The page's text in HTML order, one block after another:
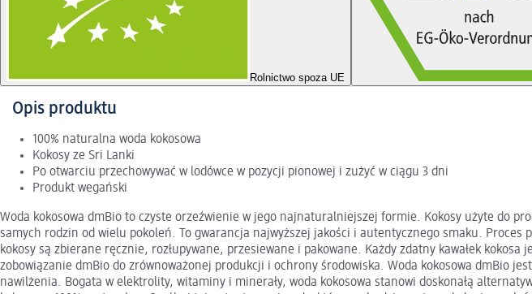
Rolnictwo spoza UE
Opis produktu
100% naturalna woda kokosowa
Kokosy ze Sri Lanki
Po otwarciu przechowywać w lodówce w pozycji pionowej i zużyć w ciągu 3 dni
Produkt wegański
Woda kokosowa dmBio to czyste orzeźwienie w jego najnaturalniejszej formie. Kokosy użyte do
samych rodzin od wielu pokoleń. To gwarancja najwyższej jakości i autentycznego smaku.
kokosy są zbierane ręcznie, rozłupywane, przesiewane i pakowane. Każdy zdatny kawałek
zobowiązanie dmBio do zrównoważonej produkcji i ochrony środowiska. Woda kokosowa dmBio
nawilżenia. Bogata w elektrolity, witaminy i minerały, woda kokosowa stanowi doskonałą